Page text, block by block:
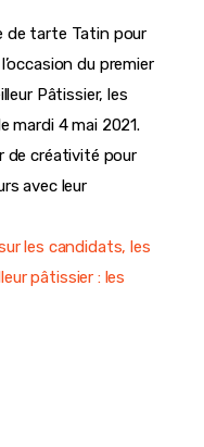
de tarte Tatin pour
du premier
Pâtissier, les
mardi 4 mai 2021.
de créativité pour
avec leur
les candidats, les
pâtissier : les